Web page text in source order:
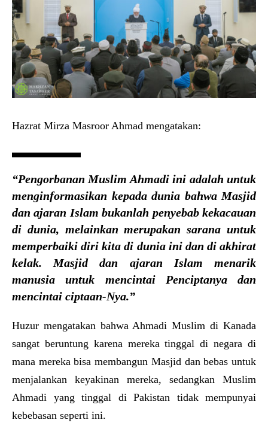
Hazrat Mirza Masroor Ahmad mengatakan:
“Pengorbanan Muslim Ahmadi ini adalah untuk
menginformasikan kepada dunia bahwa Masjid
dan ajaran Islam bukanlah penyebab kekacauan
di dunia, melainkan merupakan sarana untuk
memperbaiki diri kita di dunia ini dan di akhirat
kelak. Masjid dan ajaran Islam menarik
manusia untuk mencintai Penciptanya dan
mencintai ciptaan-Nya.”
Huzur mengatakan bahwa Ahmadi Muslim di Kanada
sangat beruntung karena mereka tinggal di negara di
mana mereka bisa membangun Masjid dan bebas untuk
menjalankan keyakinan mereka, sedangkan Muslim
Ahmadi yang tinggal di Pakistan tidak mempunyai
kebebasan seperti ini.